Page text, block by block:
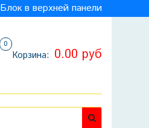
Блок в верхней панели
0
Корзина: 0.00 руб